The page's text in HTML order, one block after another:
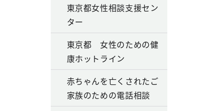
東京都女性相談支援セン
ター
東京都 女性のための健
康ホットライン
赤ちゃんを亡くされたご
家族のための電話相談